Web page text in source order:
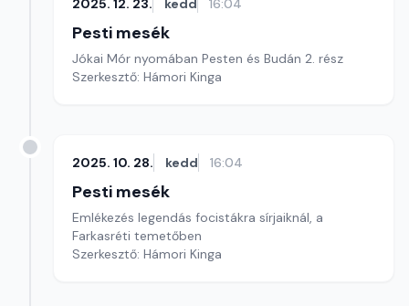
2025. 12. 23. kedd 16:04
Pesti mesék
Jókai Mór nyomában Pesten és Budán 2. rész
Szerkesztő: Hámori Kinga
2025. 10. 28. kedd 16:04
Pesti mesék
Emlékezés legendás focistákra sírjaiknál, a
Farkasréti temetőben
Szerkesztő: Hámori Kinga